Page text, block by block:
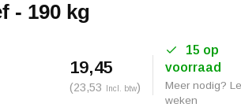
- 190 kg
19,45
(23,53 Incl. btw)
15 op
voorraad
Meer nodig?
weken